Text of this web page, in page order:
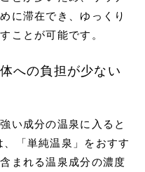
に滞在でき、ゆっくり
ことが可能です。
への負担が少ない
い成分の温泉に入ると
、「単純温泉」をおすす
まれる温泉成分の濃度